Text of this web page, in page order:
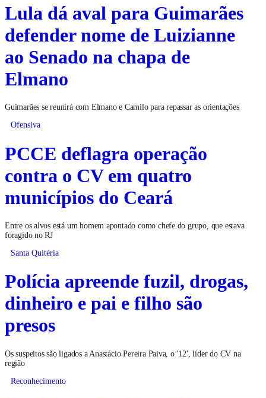
Lula dá aval para Guimarães
defender nome de Luizianne
ao Senado na chapa de
Elmano
Guimarães se reunirá com Elmano e Camilo para repassar as orientações
Ofensiva
PCCE deflagra operação
contra o CV em quatro
municípios do Ceará
Entre os alvos está um homem apontado como chefe do grupo, que estava
foragido no RJ
Santa Quitéria
Polícia apreende fuzil, drogas,
dinheiro e pai e filho são
presos
Os suspeitos são ligados a Anastácio Pereira Paiva, o '12', líder do CV na
região
Reconhecimento